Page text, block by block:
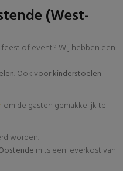
(West-
of event? Wij hebben een
. Ook voorkinderstoelen
om de gasten gemakkelijk te
worden.
mits een leverkost van